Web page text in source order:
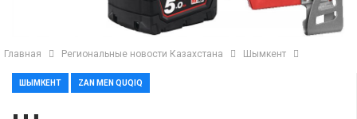
Главная Региональные новости Казахстана Шымкент
ШЫМКЕНТ ZAN MEN QUQIQ